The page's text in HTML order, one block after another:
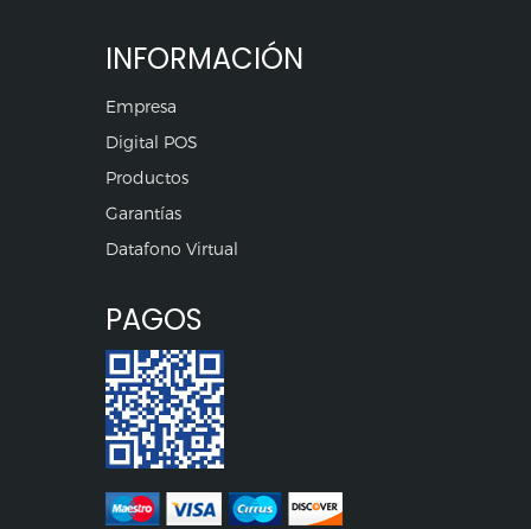
INFORMACIÓN
Empresa
Digital POS
Productos
Garantías
Datafono Virtual
PAGOS